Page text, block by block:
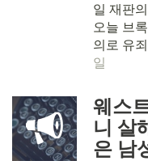
일 재판
오늘 브
의로 유
일
웨스
니 살
은 남